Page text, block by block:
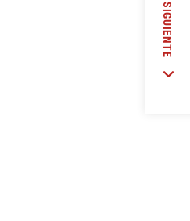
SIGUIENTE